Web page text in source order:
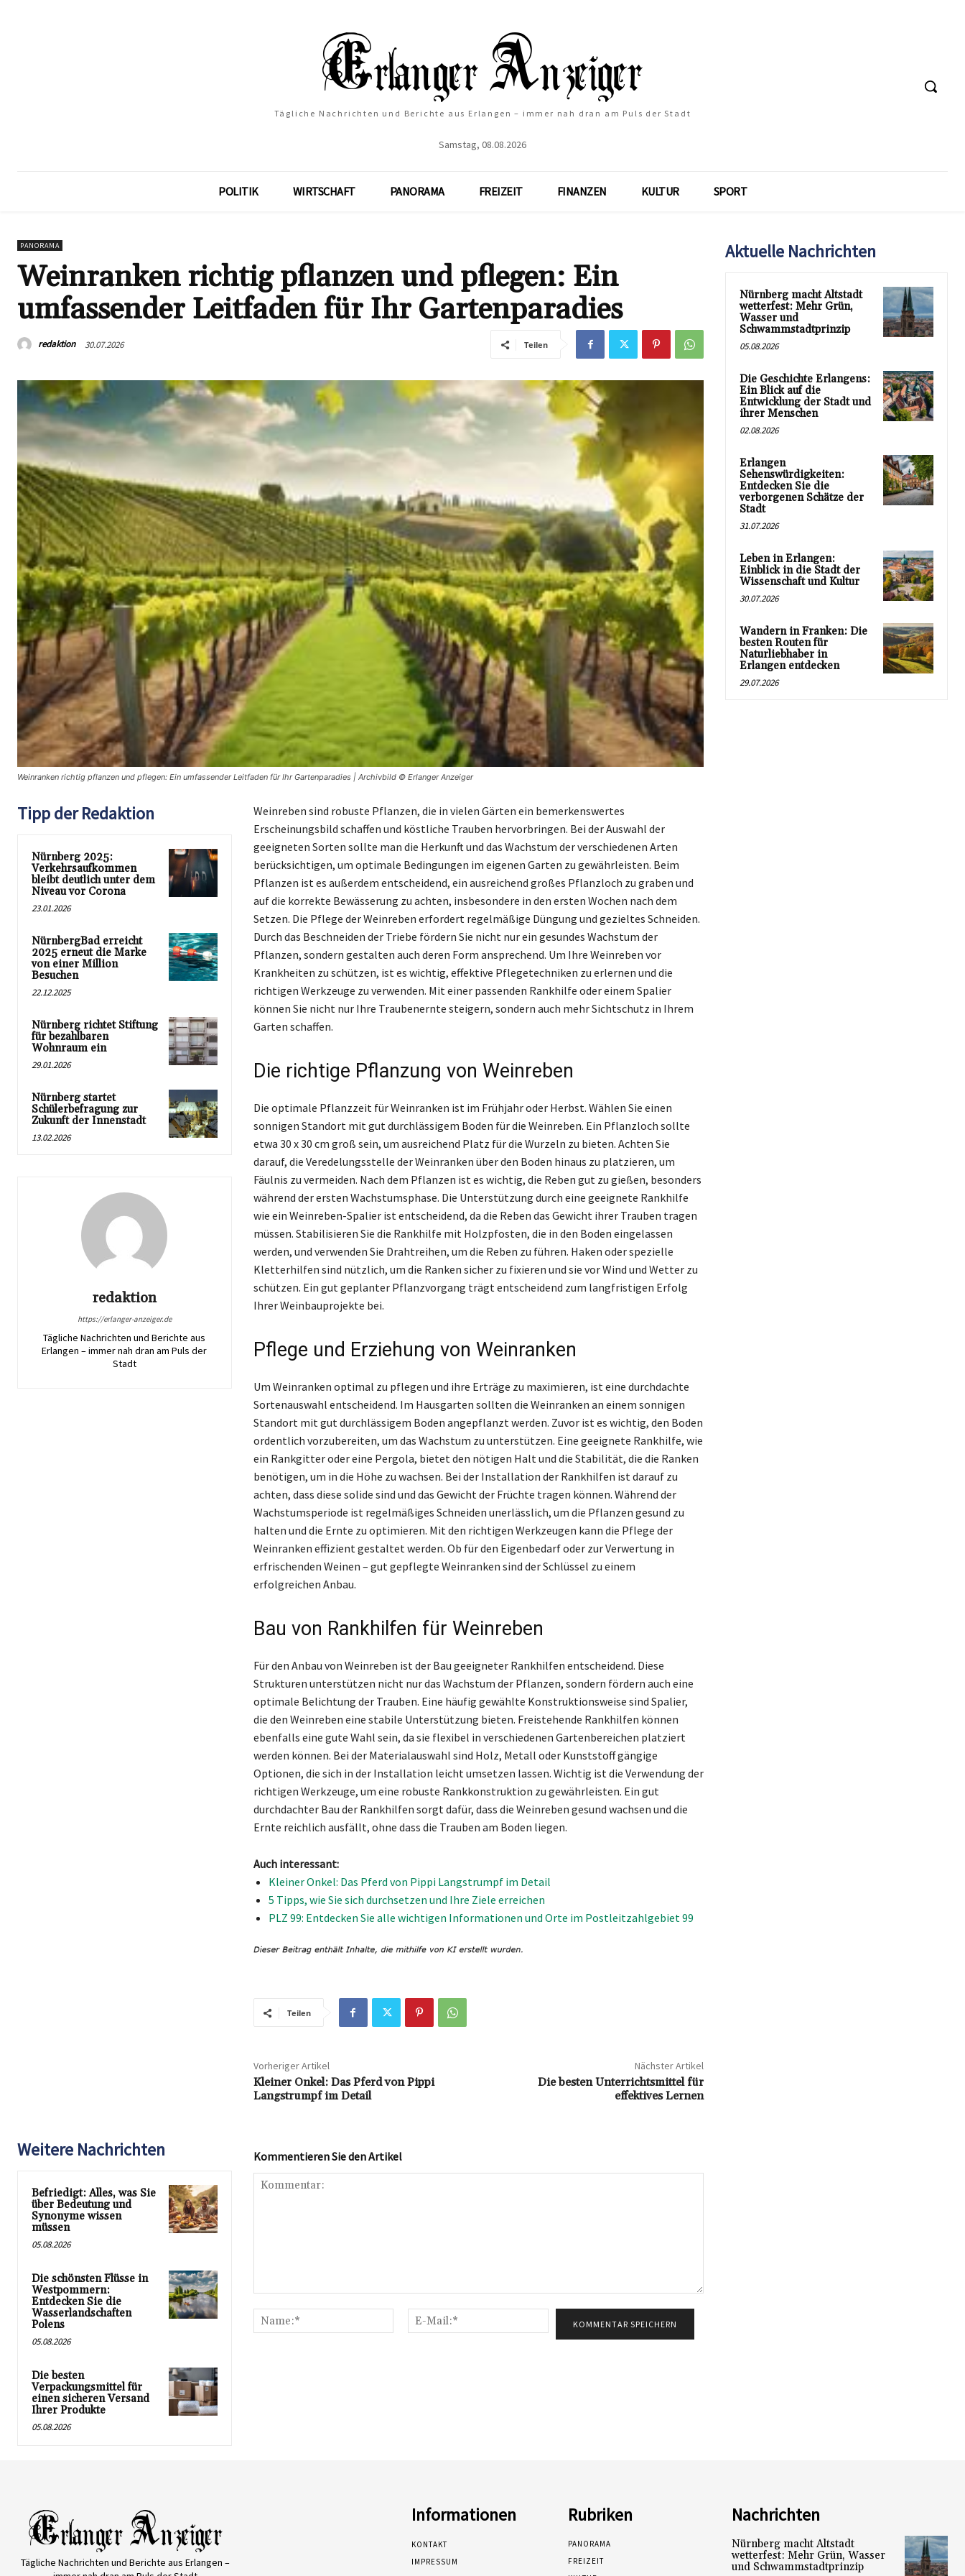
Tägliche Nachrichten und Berichte aus Erlangen – immer nah dran am Puls der Stadt
Samstag, 08.08.2026
POLITIK WIRTSCHAFT PANORAMA FREIZEIT FINANZEN KULTUR SPORT
PANORAMA
Weinranken richtig pflanzen und pflegen: Ein
umfassender Leitfaden für Ihr Gartenparadies
redaktion 30.07.2026 Teilen
Weinranken richtig pflanzen und pflegen: Ein umfassender Leitfaden für Ihr Gartenparadies | Archivbild © Erlanger Anzeiger
Tipp der Redaktion
Nürnberg 2025:
Verkehrsaufkommen
bleibt deutlich unter dem
Niveau vor Corona
23.01.2026
NürnbergBad erreicht
2025 erneut die Marke
von einer Million
Besuchen
22.12.2025
Nürnberg richtet Stiftung
für bezahlbaren
Wohnraum ein
29.01.2026
Nürnberg startet
Schülerbefragung zur
Zukunft der Innenstadt
13.02.2026
redaktion
https://erlanger-anzeiger.de
Tägliche Nachrichten und Berichte aus
Erlangen – immer nah dran am Puls der
Stadt
Weinreben sind robuste Pflanzen, die in vielen Gärten ein bemerkenswertes
Erscheinungsbild schaffen und köstliche Trauben hervorbringen. Bei der Auswahl der
geeigneten Sorten sollte man die Herkunft und das Wachstum der verschiedenen Arten
berücksichtigen, um optimale Bedingungen im eigenen Garten zu gewährleisten. Beim
Pflanzen ist es außerdem entscheidend, ein ausreichend großes Pflanzloch zu graben und
auf die korrekte Bewässerung zu achten, insbesondere in den ersten Wochen nach dem
Setzen. Die Pflege der Weinreben erfordert regelmäßige Düngung und gezieltes Schneiden.
Durch das Beschneiden der Triebe fördern Sie nicht nur ein gesundes Wachstum der
Pflanzen, sondern gestalten auch deren Form ansprechend. Um Ihre Weinreben vor
Krankheiten zu schützen, ist es wichtig, effektive Pflegetechniken zu erlernen und die
richtigen Werkzeuge zu verwenden. Mit einer passenden Rankhilfe oder einem Spalier
können Sie nicht nur Ihre Traubenernte steigern, sondern auch mehr Sichtschutz in Ihrem
Garten schaffen.
Die richtige Pflanzung von Weinreben
Die optimale Pflanzzeit für Weinranken ist im Frühjahr oder Herbst. Wählen Sie einen
sonnigen Standort mit gut durchlässigem Boden für die Weinreben. Ein Pflanzloch sollte
etwa 30 x 30 cm groß sein, um ausreichend Platz für die Wurzeln zu bieten. Achten Sie
darauf, die Veredelungsstelle der Weinranken über den Boden hinaus zu platzieren, um
Fäulnis zu vermeiden. Nach dem Pflanzen ist es wichtig, die Reben gut zu gießen, besonders
während der ersten Wachstumsphase. Die Unterstützung durch eine geeignete Rankhilfe
wie ein Weinreben-Spalier ist entscheidend, da die Reben das Gewicht ihrer Trauben tragen
müssen. Stabilisieren Sie die Rankhilfe mit Holzpfosten, die in den Boden eingelassen
werden, und verwenden Sie Drahtreihen, um die Reben zu führen. Haken oder spezielle
Kletterhilfen sind nützlich, um die Ranken sicher zu fixieren und sie vor Wind und Wetter zu
schützen. Ein gut geplanter Pflanzvorgang trägt entscheidend zum langfristigen Erfolg
Ihrer Weinbauprojekte bei.
Pflege und Erziehung von Weinranken
Um Weinranken optimal zu pflegen und ihre Erträge zu maximieren, ist eine durchdachte
Sortenauswahl entscheidend. Im Hausgarten sollten die Weinranken an einem sonnigen
Standort mit gut durchlässigem Boden angepflanzt werden. Zuvor ist es wichtig, den Boden
ordentlich vorzubereiten, um das Wachstum zu unterstützen. Eine geeignete Rankhilfe, wie
ein Rankgitter oder eine Pergola, bietet den nötigen Halt und die Stabilität, die die Ranken
benötigen, um in die Höhe zu wachsen. Bei der Installation der Rankhilfen ist darauf zu
achten, dass diese solide sind und das Gewicht der Früchte tragen können. Während der
Wachstumsperiode ist regelmäßiges Schneiden unerlässlich, um die Pflanzen gesund zu
halten und die Ernte zu optimieren. Mit den richtigen Werkzeugen kann die Pflege der
Weinranken effizient gestaltet werden. Ob für den Eigenbedarf oder zur Verwertung in
erfrischenden Weinen – gut gepflegte Weinranken sind der Schlüssel zu einem
erfolgreichen Anbau.
Bau von Rankhilfen für Weinreben
Für den Anbau von Weinreben ist der Bau geeigneter Rankhilfen entscheidend. Diese
Strukturen unterstützen nicht nur das Wachstum der Pflanzen, sondern fördern auch eine
optimale Belichtung der Trauben. Eine häufig gewählte Konstruktionsweise sind Spalier,
die den Weinreben eine stabile Unterstützung bieten. Freistehende Rankhilfen können
ebenfalls eine gute Wahl sein, da sie flexibel in verschiedenen Gartenbereichen platziert
werden können. Bei der Materialauswahl sind Holz, Metall oder Kunststoff gängige
Optionen, die sich in der Installation leicht umsetzen lassen. Wichtig ist die Verwendung der
richtigen Werkzeuge, um eine robuste Rankkonstruktion zu gewährleisten. Ein gut
durchdachter Bau der Rankhilfen sorgt dafür, dass die Weinreben gesund wachsen und die
Ernte reichlich ausfällt, ohne dass die Trauben am Boden liegen.
Auch interessant:
Kleiner Onkel: Das Pferd von Pippi Langstrumpf im Detail
5 Tipps, wie Sie sich durchsetzen und Ihre Ziele erreichen
PLZ 99: Entdecken Sie alle wichtigen Informationen und Orte im Postleitzahlgebiet 99
Teilen
Vorheriger Artikel
Kleiner Onkel: Das Pferd von Pippi
Langstrumpf im Detail
Nächster Artikel
Die besten Unterrichtsmittel für
effektives Lernen
Weitere Nachrichten
Befriedigt: Alles, was Sie
über Bedeutung und
Synonyme wissen
müssen
05.08.2026
Die schönsten Flüsse in
Westpommern:
Entdecken Sie die
Wasserlandschaften
Polens
05.08.2026
Die besten
Verpackungsmittel für
einen sicheren Versand
Ihrer Produkte
05.08.2026
Kommentieren Sie den Artikel
Name:*
Mail:*
Aktuelle Nachrichten
Nürnberg macht Altstadt
wetterfest: Mehr Grün,
Wasser und
Schwammstadtprinzip
05.08.2026
Die Geschichte Erlangens:
Ein Blick auf die
Entwicklung der Stadt und
ihrer Menschen
02.08.2026
Erlangen
Sehenswürdigkeiten:
Entdecken Sie die
verborgenen Schätze der
Stadt
31.07.2026
Leben in Erlangen:
Einblick in die Stadt der
Wissenschaft und Kultur
30.07.2026
Wandern in Franken: Die
besten Routen für
Naturliebhaber in
Erlangen entdecken
29.07.2026
Tägliche Nachrichten und Berichte aus Erlangen –
Informationen
KONTAKT
IMPRESSUM
Rubriken
PANORAMA
FREIZEIT
Nachrichten
Nürnberg macht Altstadt
wetterfest: Mehr Grün, Wasser
und Schwammstadtprinzip